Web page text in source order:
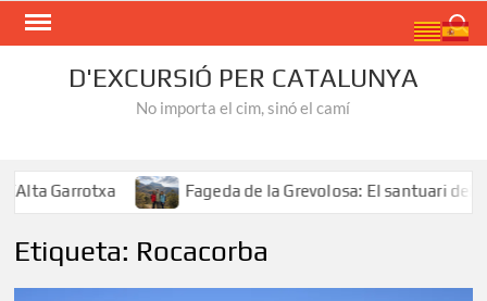
Skip
D'EXCURSIÓ PER CATALUNYA
No importa el cim, sinó el camí
Garrotxa Fageda de la Grevolosa: El santuari dels
Etiqueta: Rocacorba